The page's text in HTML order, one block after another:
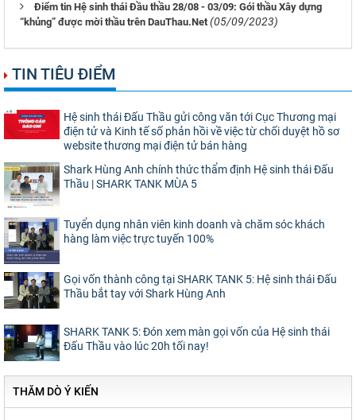
Điểm tin Hệ sinh thái Đầu thầu 28/08 - 03/09: Gói thầu Xây dựng
“khủng” được mời thầu trên DauThau.Net (05/09/2023)
TIN TIÊU ĐIỂM
Hệ sinh thái Đấu Thầu gửi công văn tới Cục Thương mại
điện tử và Kinh tế số phản hồi về việc từ chối duyệt hồ sơ
website thương mại điện tử bán hàng
Shark Hùng Anh chính thức thẩm định Hệ sinh thái Đấu
Thầu | SHARK TANK MÙA 5
Tuyển dụng nhân viên kinh doanh và chăm sóc khách
hàng làm việc trực tuyến 100%
Gọi vốn thành công tại SHARK TANK 5: Hệ sinh thái Đấu
Thầu bắt tay với Shark Hùng Anh
SHARK TANK 5: Đón xem màn gọi vốn của Hệ sinh thái
Đấu Thầu vào lúc 20h tối nay!
THĂM DÒ Ý KIẾN